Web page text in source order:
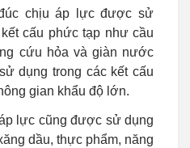
chịu áp lực được sử
cấu phức tạp như cầu
cứu hỏa và giàn nước
dụng trong các kết cấu
gian khẩu độ lớn.
lực cũng được sử dụng
dầu, thực phẩm, năng